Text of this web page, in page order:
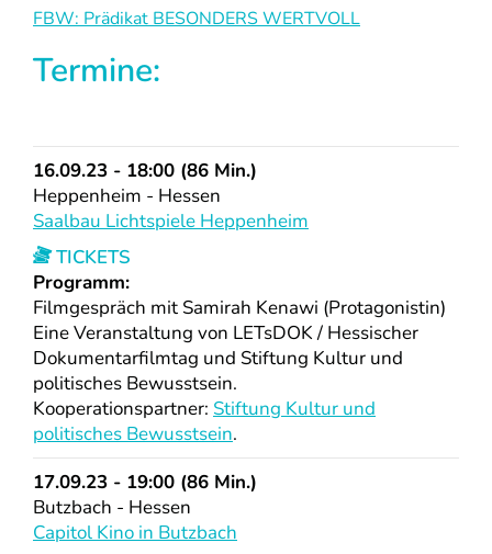
FBW: Prädikat BESONDERS WERTVOLL
Termine:
16.09.23 - 18:00 (86 Min.)
Heppenheim - Hessen
Saalbau Lichtspiele Heppenheim
TICKETS
Programm:
Filmgespräch mit Samirah Kenawi (Protagonistin)
Eine Veranstaltung von LETsDOK / Hessischer
Dokumentarfilmtag und Stiftung Kultur und
politisches Bewusstsein.
Kooperationspartner: Stiftung Kultur und
politisches Bewusstsein.
17.09.23 - 19:00 (86 Min.)
Butzbach - Hessen
Capitol Kino in Butzbach